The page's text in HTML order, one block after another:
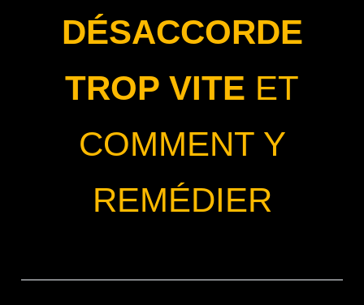
DÉSACCORDE
TROP VITE ET
COMMENT Y
REMÉDIER